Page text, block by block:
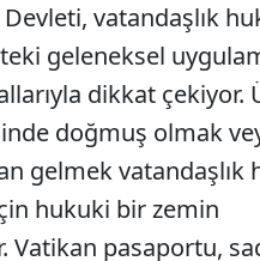
vatandaşlık
geleneksel
dikkat çekiyor.
doğmuş olmak
gelmek vatandaşlık
hukuki bir zemin
Vatikan pasaportu,